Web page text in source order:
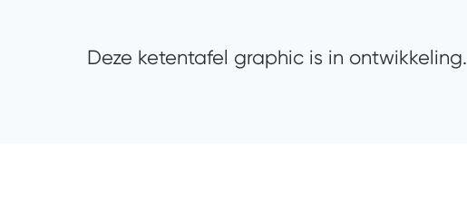
Deze ketentafel graphic is in ontwikkeling.